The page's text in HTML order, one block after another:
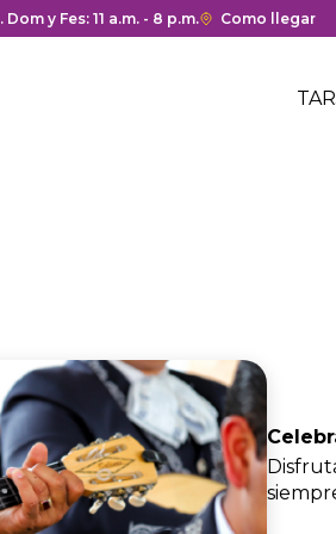
y cierre del centro
y Fes: 11 a.m. - 8 p.m.Enlace
Como llegar